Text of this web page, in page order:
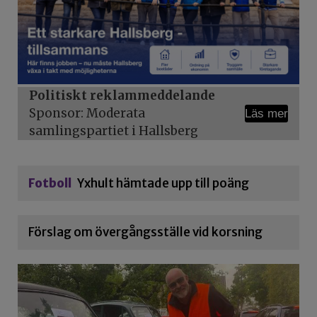
Politiskt reklammeddelande
Sponsor: Moderata
samlingspartiet i Hallsberg
Läs mer
Fotboll Yxhult hämtade upp till poäng
Förslag om övergångsställe vid korsning